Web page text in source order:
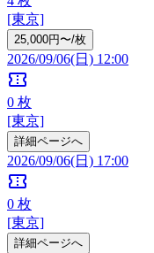
[東京]
25,000円〜/枚
2026/09/06(日) 12:00
confirmation_number
0 枚
[東京]
詳細ページへ
2026/09/06(日) 17:00
confirmation_number
0 枚
[東京]
詳細ページへ